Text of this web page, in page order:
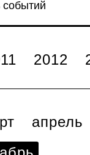
2012
апрель